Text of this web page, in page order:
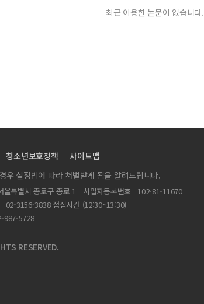
최근 이용한 논문이 없습니다.
청소년보호정책
사이트맵
우 실정법에 따라 처벌받게 됨을 알려드립니다.
울특별시 종로구 종로 1 사업자등록번호
102-81-11670
02-3156-3838 점심시간 (12:30~13:30)
987-5728
RESERVED.